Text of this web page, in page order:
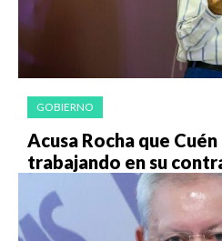
GOBIERNO
Acusa Rocha que
trabajando en su